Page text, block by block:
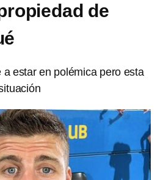
de
estar en polémica pero esta